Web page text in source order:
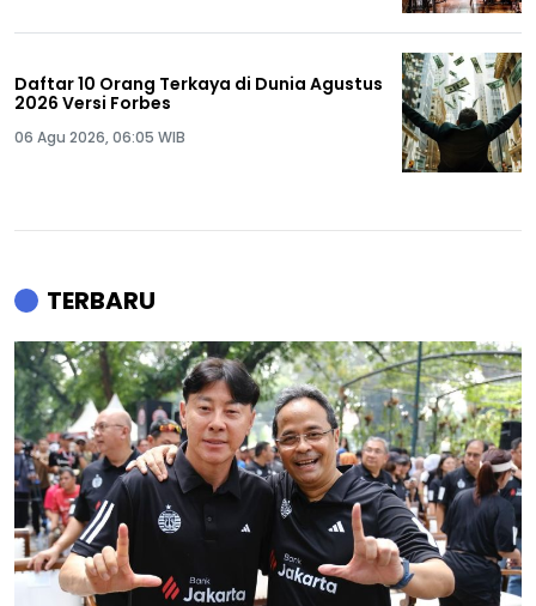
Daftar 10 Orang Terkaya di Dunia Agustus
2026 Versi Forbes
06 Agu 2026, 06:05 WIB
TERBARU